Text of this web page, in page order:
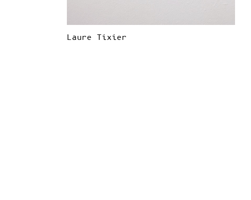
Laure Tixier